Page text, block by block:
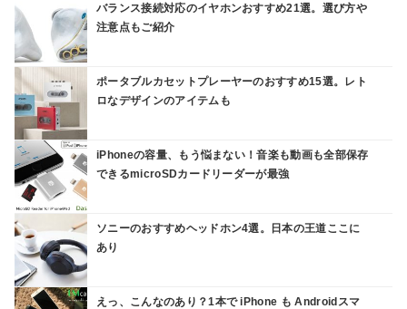
バランス接続対応のイヤホンおすすめ21選。選び方や
注意点もご紹介
ポータブルカセットプレーヤーのおすすめ15選。レト
ロなデザインのアイテムも
iPhoneの容量、もう悩まない！音楽も動画も全部保存
できるmicroSDカードリーダーが最強
ソニーのおすすめヘッドホン4選。日本の王道ここに
あり
えっ、こんなのあり？1本で iPhone も Androidスマ